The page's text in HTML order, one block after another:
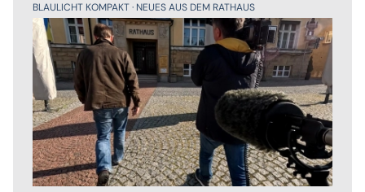
BLAULICHT KOMPAKT NEUES AUS DEM RATHAUS